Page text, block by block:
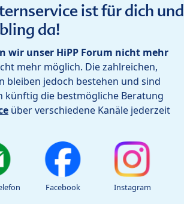
ist für dich und
da!
wir unser HiPP Forum nicht mehr
mehr möglich. Die zahlreichen,
bleiben jedoch bestehen und sind
künftig die bestmögliche Beratung
über verschiedene Kanäle jederzeit
Facebook Instagram